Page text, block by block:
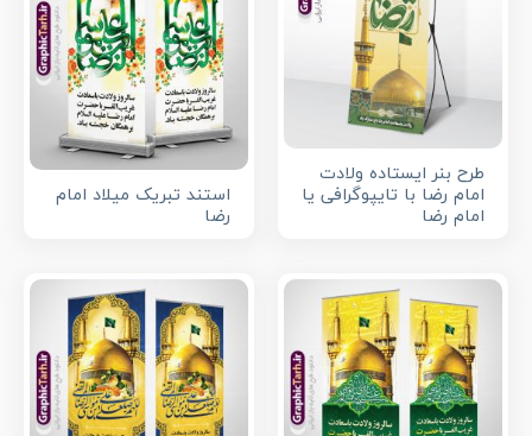
طرح بنر ایستاده ولادت
امام رضا با تایپوگرافی یا
امام رضا
استند تبریک میلاد امام
رضا